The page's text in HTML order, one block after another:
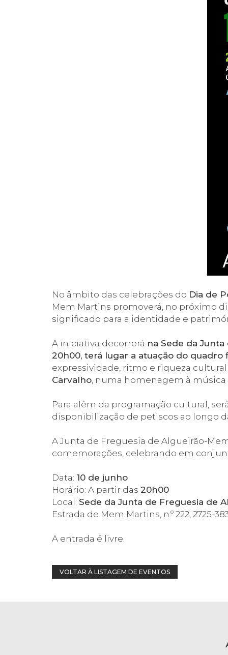
No âmbito das celebrações do Dia de
Mem Martins promoverá, no próximo
significado para a identidade e
A iniciativa decorrerá na Sede da
20h00, terá lugar a atuação do quadro
expressividade, ritmo e riqueza
Carvalho, numa homenagem à música
Para além da programação cultural,
disponibilização de petiscos ao longo
A Junta de Freguesia de Algueirão-
comemorações, celebrando em
Data: 10 de junho
Horário: A partir das 20h00
Local: Sede da Junta de Freguesia de
Estrada de Mem Martins, n.º 222, 2725-
A entrada é livre.
VOLTAR À LISTAGEM DE EVENTOS